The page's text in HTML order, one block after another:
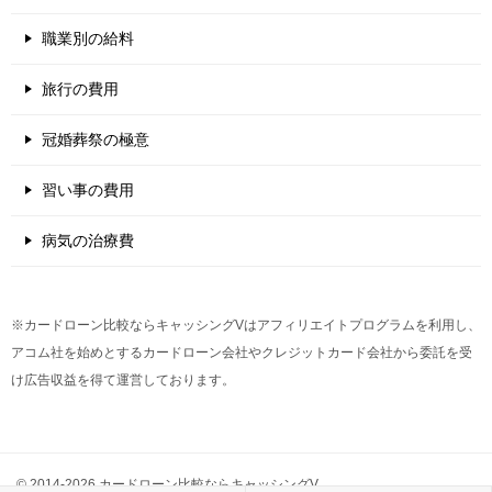
職業別の給料
旅行の費用
冠婚葬祭の極意
習い事の費用
病気の治療費
※カードローン比較ならキャッシングVはアフィリエイトプログラムを利用し、
アコム社を始めとするカードローン会社やクレジットカード会社から委託を受
け広告収益を得て運営しております。
© 2014-2026 カードローン比較ならキャッシングV